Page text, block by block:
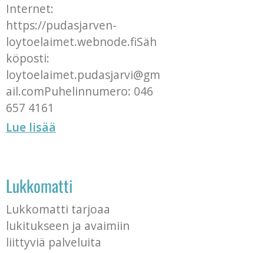
Internet:
https://pudasjarven-
loytoelaimet.webnode.fiSäh
köposti:
loytoelaimet.pudasjarvi@gm
ail.comPuhelinnumero: 046
657 4161
Lue lisää
Lukkomatti
Lukkomatti tarjoaa
lukitukseen ja avaimiin
liittyviä palveluita